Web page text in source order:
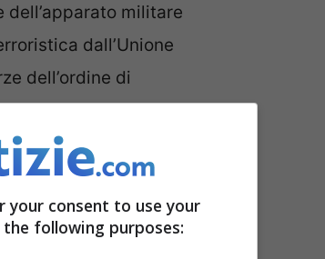
dell’apparato militare
dall’Unione
dell’ordine di
all’interno
e contrastare i
è stata
your consent to use your
following purposes: